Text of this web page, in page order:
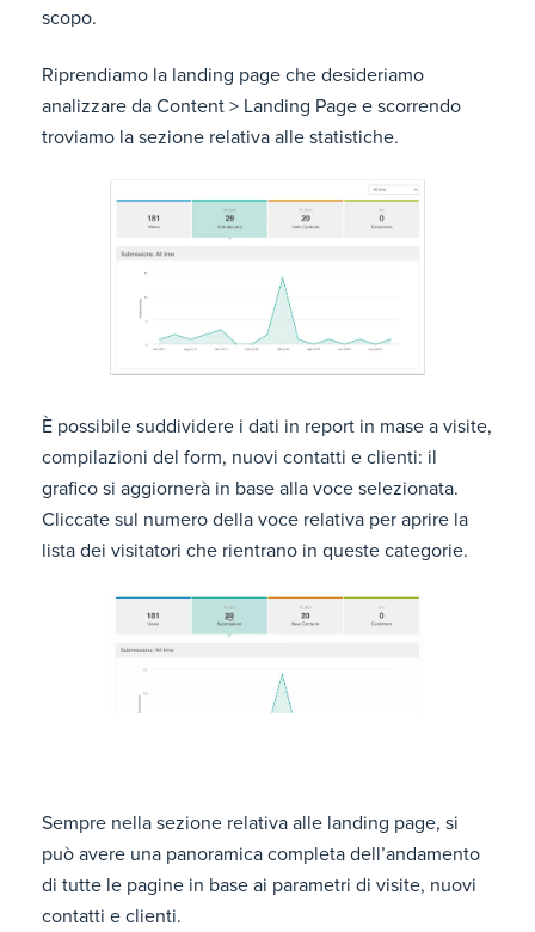
scopo.
Riprendiamo la landing page che desideriamo
analizzare da Content > Landing Page e scorrendo
troviamo la sezione relativa alle statistiche.
È possibile suddividere i dati in report in mase a visite,
compilazioni del form, nuovi contatti e clienti: il
grafico si aggiornerà in base alla voce selezionata.
Cliccate sul numero della voce relativa per aprire la
lista dei visitatori che rientrano in queste categorie.
Sempre nella sezione relativa alle landing page, si
può avere una panoramica completa dell’andamento
di tutte le pagine in base ai parametri di visite, nuovi
contatti e clienti.